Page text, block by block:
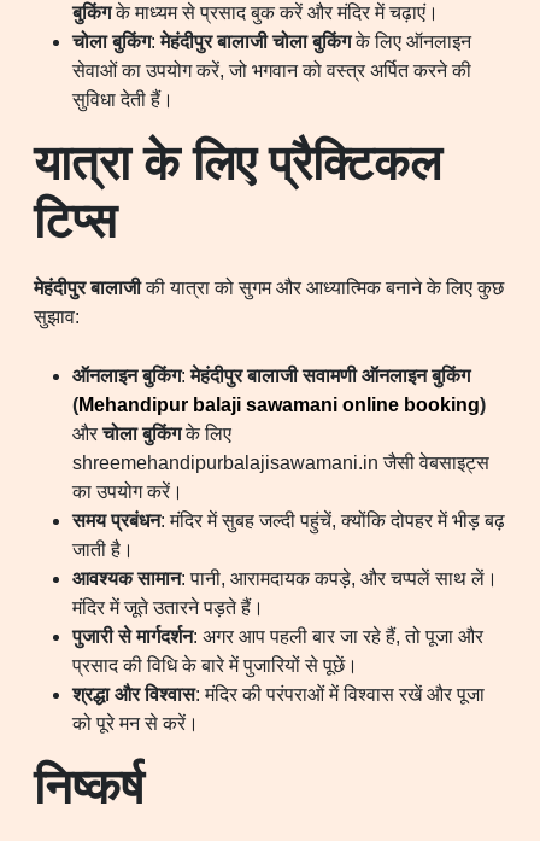
बुकिंगके माध्यम से प्रसाद बुक करें और मंदिर में चढ़ाएं।
चोला बुकिंग:मेहंदीपुर बालाजी चोला बुकिंगके लिए ऑनलाइन
सेवाओं का उपयोग करें, जो भगवान को वस्त्र अर्पित करने की
सुविधा देती हैं।
यात्रा के लिए प्रैक्टिकल
टिप्स
मेहंदीपुर बालाजीकी यात्रा को सुगम और आध्यात्मिक बनाने के लिए कुछ
सुझाव:
ऑनलाइन बुकिंग:मेहंदीपुर बालाजी सवामणी ऑनलाइन बुकिंग
(Mehandipur balaji sawamani online booking)
औरचोला बुकिंगके लिए
shreemehandipurbalajisawamani.in जैसी वेबसाइट्स
का उपयोग करें।
समय प्रबंधन: मंदिर में सुबह जल्दी पहुंचें, क्योंकि दोपहर में भीड़ बढ़
जाती है।
आवश्यक सामान: पानी, आरामदायक कपड़े, और चप्पलें साथ लें।
मंदिर में जूते उतारने पड़ते हैं।
पुजारी से मार्गदर्शन: अगर आप पहली बार जा रहे हैं, तो पूजा और
प्रसाद की विधि के बारे में पुजारियों से पूछें।
श्रद्धा और विश्वास: मंदिर की परंपराओं में विश्वास रखें और पूजा
को पूरे मन से करें।
निष्कर्ष